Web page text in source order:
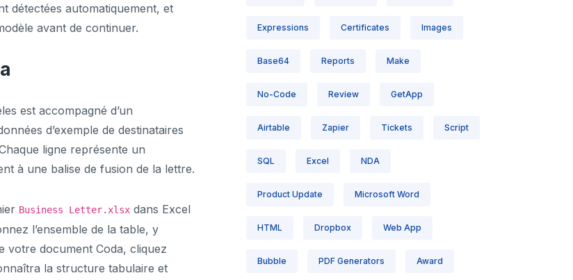
détectées automatiquement, et
avant de continuer.
est accompagné d’un
d’exemple de destinataires
ligne représente un
à une balise de fusion de la lettre.
Business Letter.xlsx dans Excel
l’ensemble de la table, y
votre document Coda, cliquez
la structure tabulaire et
Expressions Certificates Images
Base64 Reports Make
No-Code Review GetApp
Airtable Zapier Tickets Script
SQL Excel NDA
Product Update Microsoft Word
HTML Dropbox Web App
Bubble PDF Generators Award